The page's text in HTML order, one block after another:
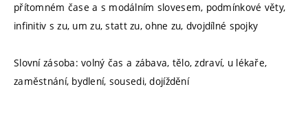
přítomném čase a s modálním slovesem, podmínkové věty,
infinitiv s zu, um zu, statt zu, ohne zu, dvojdílné spojky
Slovní zásoba: volný čas a zábava, tělo, zdraví, u lékaře,
zaměstnání, bydlení, sousedi, dojíždění